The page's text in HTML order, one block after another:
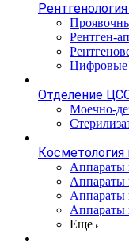
Рентгенология
Рентген-
Цифровые
Отделение
Моечно-
Косметология
Аппараты
Аппараты
Аппараты
Аппараты
Еще